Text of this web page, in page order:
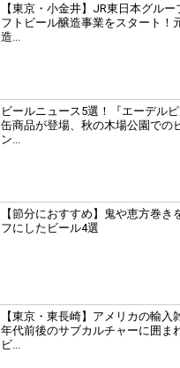
【東京・小金井】JR東日本グルー
フトビール醸造事業をスタート！
造...
ビールニュース5選！『エーデル
缶商品が登場、秋の木場公園での
ン...
【節分におすすめ】鬼や恵方巻き
フにしたビール4選
【東京・東長崎】アメリカの輸入
年代前後のサブカルチャーに囲ま
ビ...